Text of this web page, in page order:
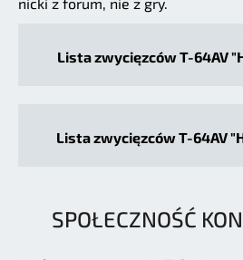
Lista zwycięzców T-64AV
Lista zwycięzców T-64AV
SPOŁECZNOŚĆ